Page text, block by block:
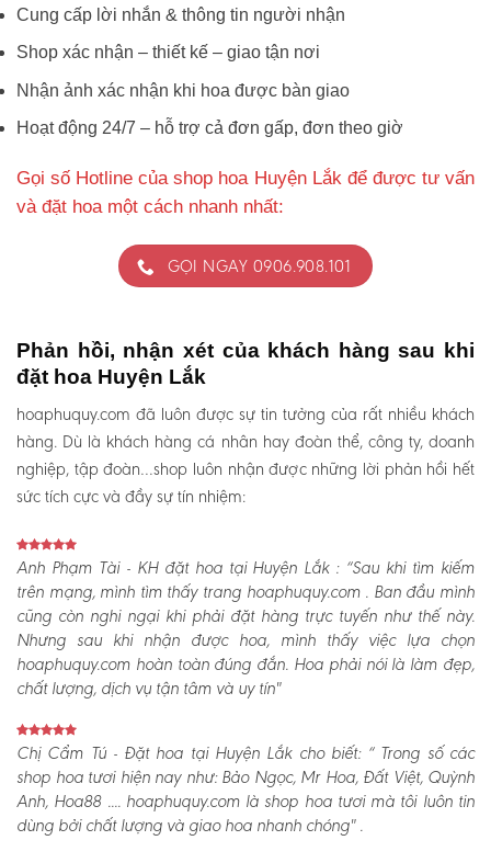
Cung cấp lời nhắn & thông tin người nhận
Shop xác nhận – thiết kế – giao tận nơi
Nhận ảnh xác nhận khi hoa được bàn giao
Hoạt động 24/7 – hỗ trợ cả đơn gấp, đơn theo giờ
Gọi số Hotline của shop hoa Huyện Lắk để được tư vấn
và đặt hoa một cách nhanh nhất:
GỌI NGAY 0906.908.101
Phản hồi, nhận xét của khách hàng sau khi
đặt hoa Huyện Lắk
hoaphuquy.com đã luôn được sự tin tưởng của rất nhiều khách
hàng. Dù là khách hàng cá nhân hay đoàn thể, công ty, doanh
nghiệp, tập đoàn…shop luôn nhận được những lời phản hồi hết
sức tích cực và đầy sự tín nhiệm:
Anh Phạm Tài - KH đặt hoa tại Huyện Lắk :“Sau khi tìm kiếm
trên mạng, mình tìm thấy trang hoaphuquy.com . Ban đầu mình
cũng còn nghi ngại khi phải đặt hàng trực tuyến như thế này.
Nhưng sau khi nhận được hoa, mình thấy việc lựa chọn
hoaphuquy.com hoàn toàn đúng đắn. Hoa phải nói là làm đẹp,
chất lượng, dịch vụ tận tâm và uy tín"
Chị Cẩm Tú - Đặt hoa tại Huyện Lắk cho biết:“ Trong số các
shop hoa tươi hiện nay như: Bảo Ngọc, Mr Hoa, Đất Việt, Quỳnh
Anh, Hoa88 .... hoaphuquy.com là shop hoa tươi mà tôi luôn tin
dùng bởi chất lượng và giao hoa nhanh chóng" .